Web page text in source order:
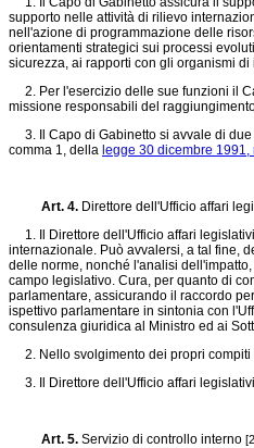
supporto nelle attività di rilievo
nell'azione di programmazione delle
orientamenti strategici sui processi
sicurezza, ai rapporti con gli organismi
2. Per l'esercizio delle sue funzioni il
missione responsabili del
3. Il Capo di Gabinetto si avvale di due
comma 1, della legge 30 dicembre 1991,
Art. 4. Direttore dell'Ufficio affari
1. Il Direttore dell'Ufficio affari
internazionale. Può avvalersi, a tal fine,
delle norme, nonché l'analisi
campo legislativo. Cura, per quanto di
parlamentare, assicurando il raccordo
ispettivo parlamentare in sintonia con
consulenza giuridica al Ministro ed ai
2. Nello svolgimento dei propri compiti
3. Il Direttore dell'Ufficio affari
Art. 5. Servizio di controllo interno